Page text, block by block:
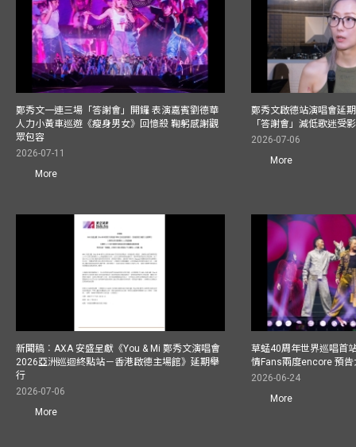
鄭秀文一連三場「答謝會」開鑼 表演嘉賓劉德華
人力小黃車巡遊《瘦身男女》回憶殺 鞠躬感謝觀
眾包容
2026-07-11
More
鄭秀文啟德站演唱會延
「答謝會」減低歌迷受
2026-07-06
More
新聞稿︰AXA 安盛呈獻《You & Mi 鄭秀文演唱會
2026亞洲巡迴終點站－香港啟德主場館》延期舉
行
2026-07-06
More
草蜢40周年世界巡唱首
情Fans兩度encore 預
2026-06-24
More